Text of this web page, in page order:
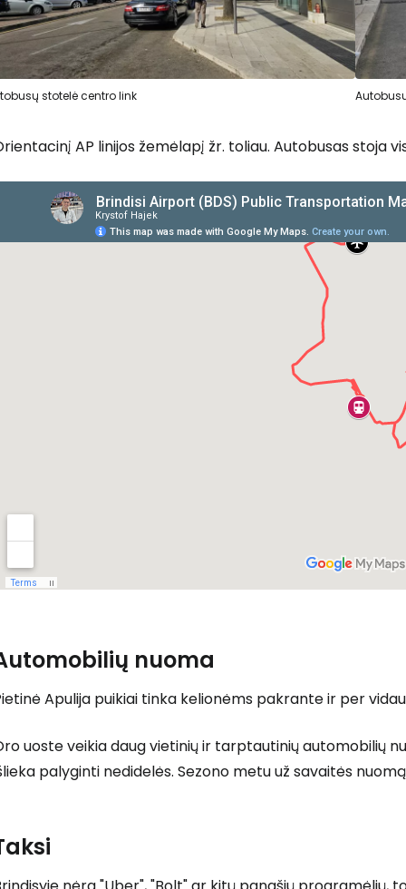
stotelė centro link
AP linijos žemėlapį žr. toliau. Autobusas stoja
nuoma
Apulija puikiai tinka kelionėms pakrante ir per
uoste veikia daug vietinių ir tarptautinių automobilių
palyginti nedidelės. Sezono metu už savaitės
... pasaulinė kelionių bendruomenė